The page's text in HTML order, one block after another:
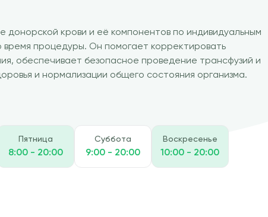
донорской крови и её компонентов по индивидуальным
время процедуры. Он помогает корректировать
обеспечивает безопасное проведение трансфузий и
и нормализации общего состояния организма.
Пятница
8:00 - 20:00
Суббота
9:00 - 20:00
Воскресенье
10:00 - 20:00